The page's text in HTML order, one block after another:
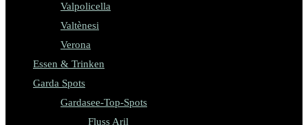
Valpolicella
Valtènesi
Verona
Essen & Trinken
Garda Spots
Gardasee-Top-Spots
Fluss Aril